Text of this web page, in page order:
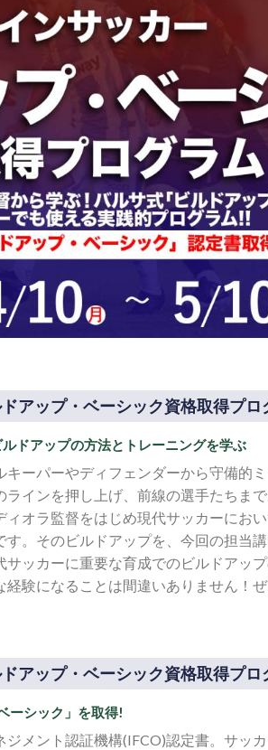
アップ・ベーシック資格取得プロ
ドアップの方法とトレーニングを学ぶ
ーパーやディフェンダーから守備的
インを押し上げ、前線の選手たちま
ィオラ監督をはじめ現代サッカーにお
。そのビルドアップを、今回の担当
ッカーに重要な育成でのビルドアッ
験になることは間違いありません！ぜ
アップ・ベーシック資格取得プロ
ーシック」を取得!
メント認証機構(IFCO)認定書。サッ